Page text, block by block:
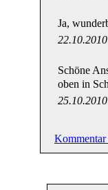
Ja,
Schöne
oben in
Kommentar